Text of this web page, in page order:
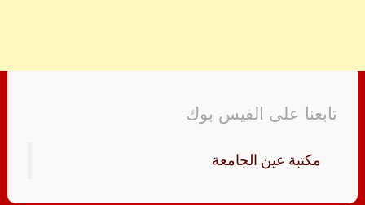
تابعنا على الفيس بوك
‏مكتبة عين الجامعة‏